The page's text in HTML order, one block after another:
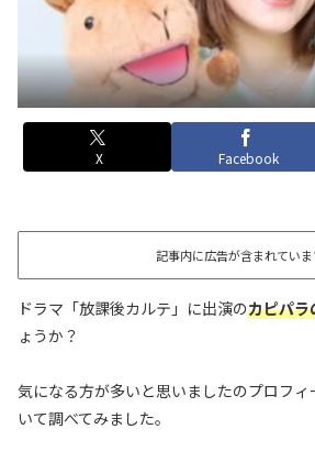
X Facebook
記事内に広告が含まれていま
ドラマ「放課後カルテ」に出演のカピパラ
ょうか？
気になる方が多いと思いましたのプロフ
いて調べてみました。